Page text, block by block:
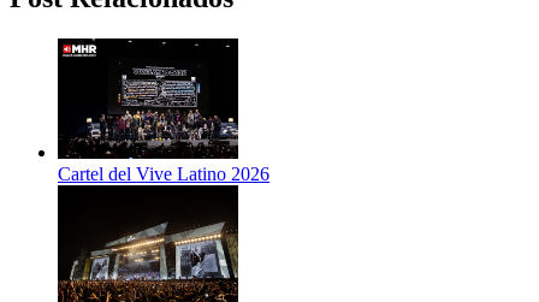
Cartel del Vive Latino 2026